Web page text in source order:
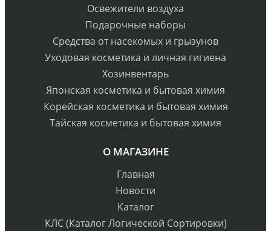
Освежители воздуха
Подарочные наборы
Средства от насекомых и грызунов
Уходовая косметика и личная гигиена
Хозинвентарь
Японская косметика и бытовая химия
Корейская косметика и бытовая химия
Тайская косметика и бытовая химия
О МАГАЗИНЕ
Главная
Новости
Каталог
КЛС (Каталог Логической Сортировки)